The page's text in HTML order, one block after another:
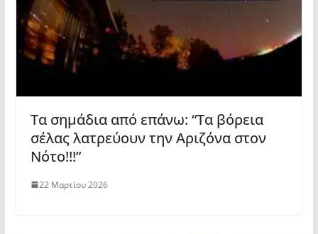
Τα σημάδια από επάνω: “Τα βόρεια
σέλας λατρεύουν την Αριζόνα στον
Νότο!!!”
22 Μαρτίου 2026